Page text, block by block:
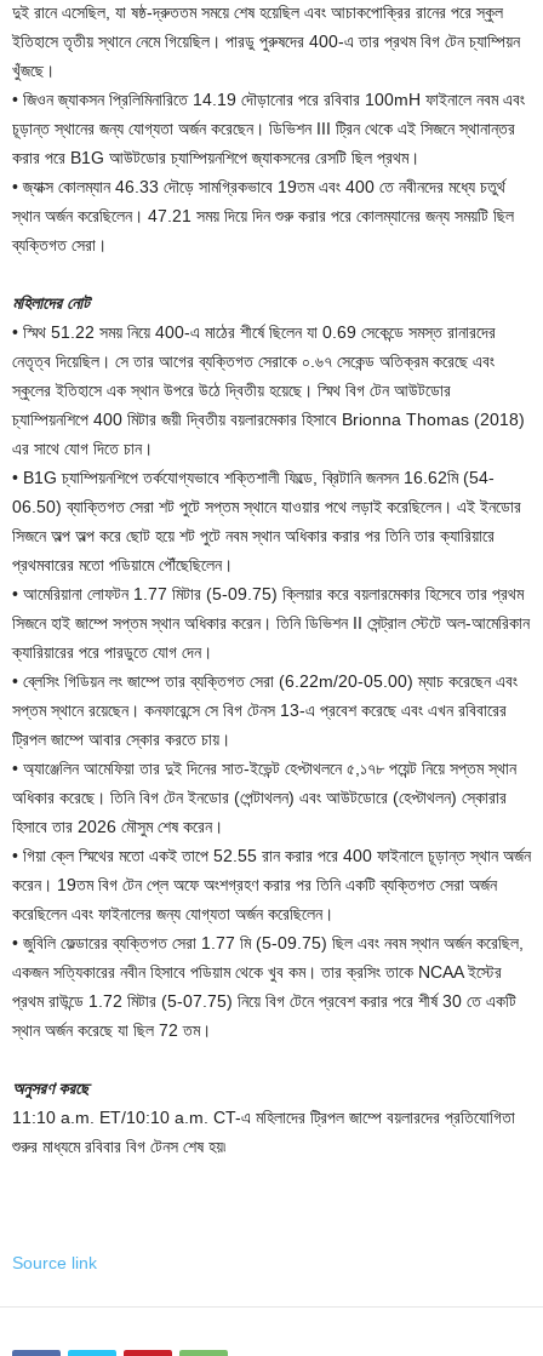
দুই রানে এসেছিল, যা ষষ্ঠ-দ্রুততম সময়ে শেষ হয়েছিল এবং আচাকপোক্রির রানের পরে স্কুল
ইতিহাসে তৃতীয় স্থানে নেমে গিয়েছিল। পারডু পুরুষদের 400-এ তার প্রথম বিগ টেন চ্যাম্পিয়ন
খুঁজছে।
• জিওন জ্যাকসন প্রিলিমিনারিতে 14.19 দৌড়ানোর পরে রবিবার 100mH ফাইনালে নবম এবং
চূড়ান্ত স্থানের জন্য যোগ্যতা অর্জন করেছেন। ডিভিশন III ট্রিন থেকে এই সিজনে স্থানান্তর
করার পরে B1G আউটডোর চ্যাম্পিয়নশিপে জ্যাকসনের রেসটি ছিল প্রথম।
• জ্যাক্স কোলম্যান 46.33 দৌড়ে সামগ্রিকভাবে 19তম এবং 400 তে নবীনদের মধ্যে চতুর্থ
স্থান অর্জন করেছিলেন। 47.21 সময় দিয়ে দিন শুরু করার পরে কোলম্যানের জন্য সময়টি ছিল
ব্যক্তিগত সেরা।
মহিলাদের নোট
• স্মিথ 51.22 সময় নিয়ে 400-এ মাঠের শীর্ষে ছিলেন যা 0.69 সেকেন্ডে সমস্ত রানারদের
নেতৃত্ব দিয়েছিল। সে তার আগের ব্যক্তিগত সেরাকে ০.৬৭ সেকেন্ড অতিক্রম করেছে এবং
স্কুলের ইতিহাসে এক স্থান উপরে উঠে দ্বিতীয় হয়েছে। স্মিথ বিগ টেন আউটডোর
চ্যাম্পিয়নশিপে 400 মিটার জয়ী দ্বিতীয় বয়লারমেকার হিসাবে Brionna Thomas (2018)
এর সাথে যোগ দিতে চান।
• B1G চ্যাম্পিয়নশিপে তর্কযোগ্যভাবে শক্তিশালী ফিল্ডে, ব্রিটানি জনসন 16.62মি (54-
06.50) ব্যাক্তিগত সেরা শট পুটে সপ্তম স্থানে যাওয়ার পথে লড়াই করেছিলেন। এই ইনডোর
সিজনে অল্প অল্প করে ছোট হয়ে শট পুটে নবম স্থান অধিকার করার পর তিনি তার ক্যারিয়ারে
প্রথমবারের মতো পডিয়ামে পৌঁছেছিলেন।
• আমেরিয়ানা লোফটন 1.77 মিটার (5-09.75) ক্লিয়ার করে বয়লারমেকার হিসেবে তার প্রথম
সিজনে হাই জাম্পে সপ্তম স্থান অধিকার করেন। তিনি ডিভিশন II সেন্ট্রাল স্টেটে অল-আমেরিকান
ক্যারিয়ারের পরে পারডুতে যোগ দেন।
• ব্লেসিং গিডিয়ন লং জাম্পে তার ব্যক্তিগত সেরা (6.22m/20-05.00) ম্যাচ করেছেন এবং
সপ্তম স্থানে রয়েছেন। কনফারেন্সে সে বিগ টেনস 13-এ প্রবেশ করেছে এবং এখন রবিবারের
ট্রিপল জাম্পে আবার স্কোর করতে চায়।
• অ্যাঞ্জেলিন আমেফিয়া তার দুই দিনের সাত-ইভেন্ট হেপ্টাথলনে ৫,১৭৮ পয়েন্ট নিয়ে সপ্তম স্থান
অধিকার করেছে। তিনি বিগ টেন ইনডোর (পেন্টাথলন) এবং আউটডোরে (হেপ্টাথলন) স্কোরার
হিসাবে তার 2026 মৌসুম শেষ করেন।
• গিয়া ক্লে স্মিথের মতো একই তাপে 52.55 রান করার পরে 400 ফাইনালে চূড়ান্ত স্থান অর্জন
করেন। 19তম বিগ টেন প্লে অফে অংশগ্রহণ করার পর তিনি একটি ব্যক্তিগত সেরা অর্জন
করেছিলেন এবং ফাইনালের জন্য যোগ্যতা অর্জন করেছিলেন।
• জুবিলি ফেল্ডারের ব্যক্তিগত সেরা 1.77 মি (5-09.75) ছিল এবং নবম স্থান অর্জন করেছিল,
একজন সত্যিকারের নবীন হিসাবে পডিয়াম থেকে খুব কম। তার ক্রসিং তাকে NCAA ইস্টের
প্রথম রাউন্ডে 1.72 মিটার (5-07.75) নিয়ে বিগ টেনে প্রবেশ করার পরে শীর্ষ 30 তে একটি
স্থান অর্জন করেছে যা ছিল 72 তম।
অনুসরণ করছে
11:10 a.m. ET/10:10 a.m. CT-এ মহিলাদের ট্রিপল জাম্পে বয়লারদের প্রতিযোগিতা
শুরুর মাধ্যমে রবিবার বিগ টেনস শেষ হয়৷
Source link